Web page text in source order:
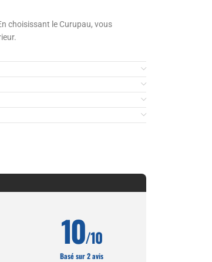
choisissant le Curupau, vous
10/10
Basé sur 2 avis